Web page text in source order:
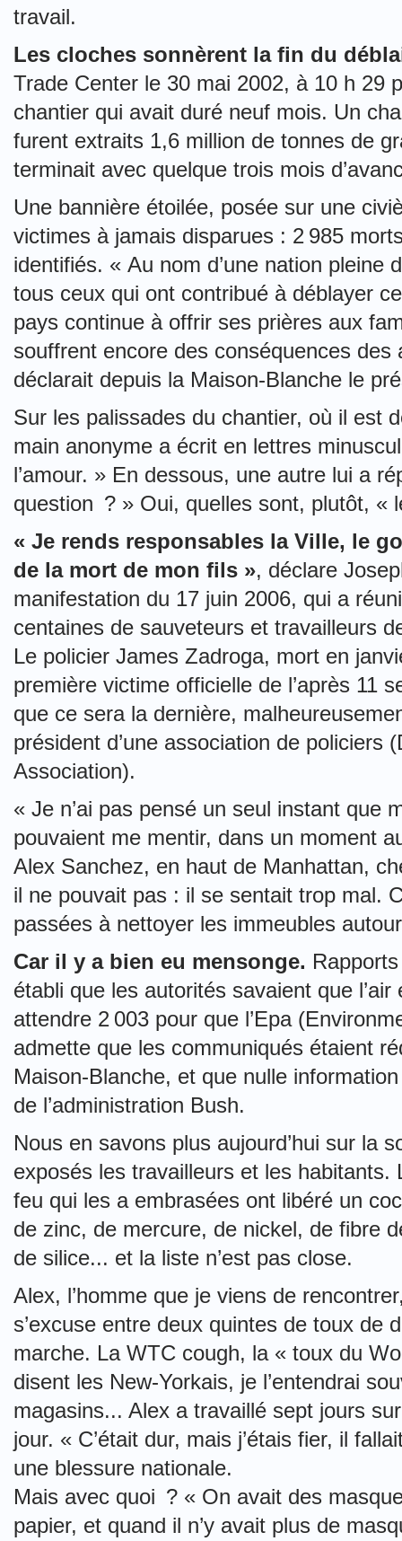
travail.
Les cloches sonnèrent la fin du
Trade Center le 30 mai 2002, à 10 h 29
chantier qui avait duré neuf mois. Un
furent extraits 1,6 million de tonnes de
terminait avec quelque trois mois
Une bannière étoilée, posée sur une
victimes à jamais disparues : 2 985
identifiés. « Au nom d’une nation pleine
tous ceux qui ont contribué à déblayer
pays continue à offrir ses prières aux
souffrent encore des conséquences
déclarait depuis la Maison-Blanche le
Sur les palissades du chantier, où il est
main anonyme a écrit en lettres
l’amour. » En dessous, une autre lui a
question ? » Oui, quelles sont, plutôt, «
« Je rends responsables la Ville, le
de la mort de mon fils », déclare
manifestation du 17 juin 2006, qui a
centaines de sauveteurs et travailleurs
Le policier James Zadroga, mort en
première victime officielle de l’après 11
que ce sera la dernière,
président d’une association de policiers
Association).
« Je n’ai pas pensé un seul instant que
pouvaient me mentir, dans un moment
Alex Sanchez, en haut de Manhattan,
il ne pouvait pas : il se sentait trop mal.
passées à nettoyer les immeubles
Car il y a bien eu mensonge.
établi que les autorités savaient que
attendre 2 003 pour que l’Epa
admette que les communiqués étaient
Maison-Blanche, et que nulle
de l’administration Bush.
Nous en savons plus aujourd’hui sur la
exposés les travailleurs et les habitants.
feu qui les a embrasées ont ­libéré un
de zinc, de mercure, de nickel, de fibre
de silice... et la liste n’est pas close.
Alex, l’homme que je viens de
s’excuse entre deux quintes de toux de
marche. La WTC cough, la « toux du
disent les New-Yorkais, je l’entendrai
magasins... Alex a travaillé sept jours
jour. « C’était dur, mais j’étais fier, il
une blessure nationale.
Mais avec quoi ? « On avait des
papier, et quand il n’y avait plus de